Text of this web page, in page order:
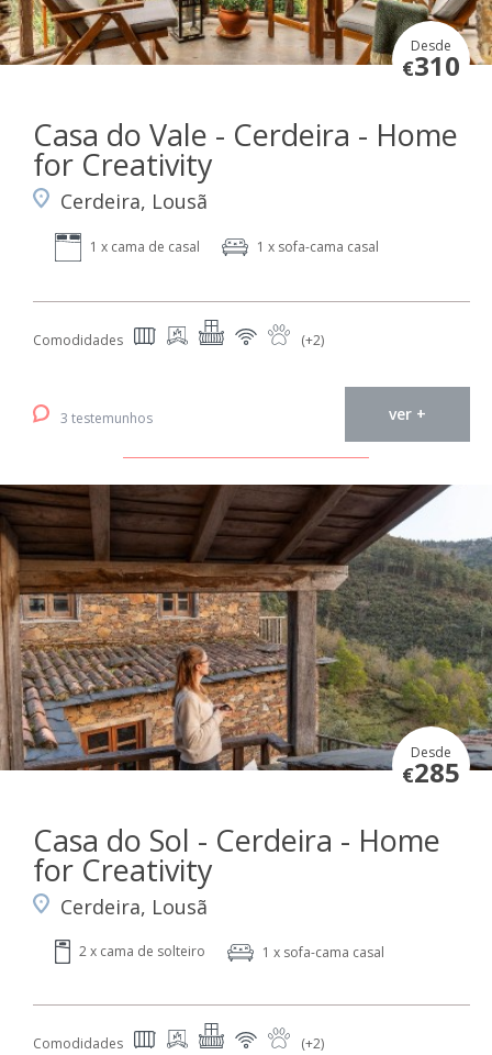
Desde
€310
Casa do Vale - Cerdeira - Home
for Creativity
Cerdeira, Lousã
1 x cama de casal 1 x sofa-cama casal
Comodidades (+2)
3 testemunhos ver +
Desde
€285
Casa do Sol - Cerdeira - Home
for Creativity
Cerdeira, Lousã
2 x cama de solteiro 1 x sofa-cama casal
Comodidades (+2)